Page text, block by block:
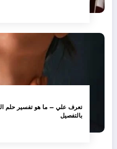
تعرف علي – ما هو تفسير حلم
بالتفصيل